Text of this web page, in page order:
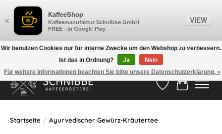
05524-999 33 79 >>> Versandkostenfrei ab 75€ <<<
Wunschzettel
Ihr
Startseite / Ayurvedischer Gewürz-Kräutertee
Wir benutzen Cookies nur für interne Zwecke um den Webshop zu verbessern.
Ist das in Ordnung?
Ja
Nein
Für weitere Informationen beachten Sie bitte unsere Datenschutzerklärung. »
×
KaffeeShop
Kaffeemanufaktur Schnibbe GmbH
FREE - In Google Play
VIEW